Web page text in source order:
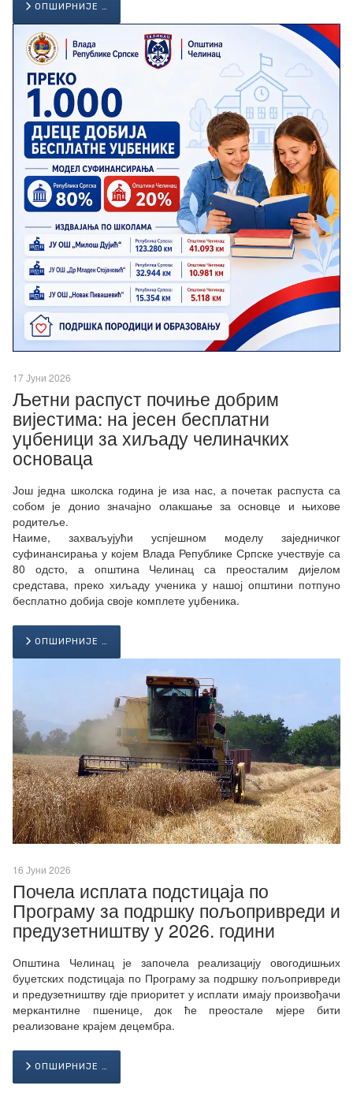
ОПШИРНИЈЕ …
17 Јуни 2026
Љетни распуст почиње добрим
вијестима: на јесен бесплатни
уџбеници за хиљаду челиначких
основаца
Још једна школска година је иза нас, а почетак распуста са
собом је донио значајно олакшање за основце и њихове
родитеље.
Наиме, захваљујући успјешном моделу заједничког
суфинансирања у којем Влада Републике Српске учествује са
80 одсто, а општина Челинац са преосталим дијелом
средстава, преко хиљаду ученика у нашој општини потпуно
бесплатно добија своје комплете уџбеника.
ОПШИРНИЈЕ …
16 Јуни 2026
Почела исплата подстицаја по
Програму за подршку пољопривреди и
предузетништву у 2026. години
Општина Челинац је започела реализацију овогодишњих
буџетских подстицаја по Програму за подршку пољопривреди
и предузетништву гдје приоритет у исплати имају произвођачи
меркантилне пшенице, док ће преостале мјере бити
реализоване крајем децембра.
ОПШИРНИЈЕ …